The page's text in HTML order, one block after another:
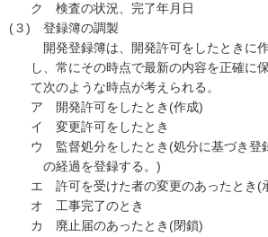
ク
検査の状況、完了年月日
(３) 登録簿の調製
開発登録簿は、開発許可をしたときに
し、常にその時点で最新の内容を正確に
て次のような時点が考えられる。
ア 開発許可をしたとき(作成)
イ
変更許可をしたとき
ウ
監督処分をしたとき(処分に基づき登
の経過を登録する。)
エ 許可を受けた者の変更のあったとき(
オ 工事完了のとき
カ
廃止届のあったとき(閉鎖)